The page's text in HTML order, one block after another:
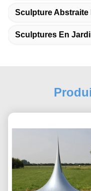
Sculpture Abstraite
Sculptures En